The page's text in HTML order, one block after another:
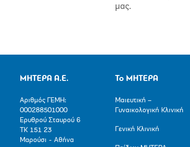
μας.
ΜΗΤΕΡΑ Α.Ε.
Αριθμός ΓΕΜΗ:
000288501000
Ερυθρού Σταυρού 6
ΤΚ 151 23
Μαρούσι - Αθήνα
Το ΜΗΤΕΡΑ
Μαιευτική –
Γυναικολογική Κλινική
Γενική Κλινική